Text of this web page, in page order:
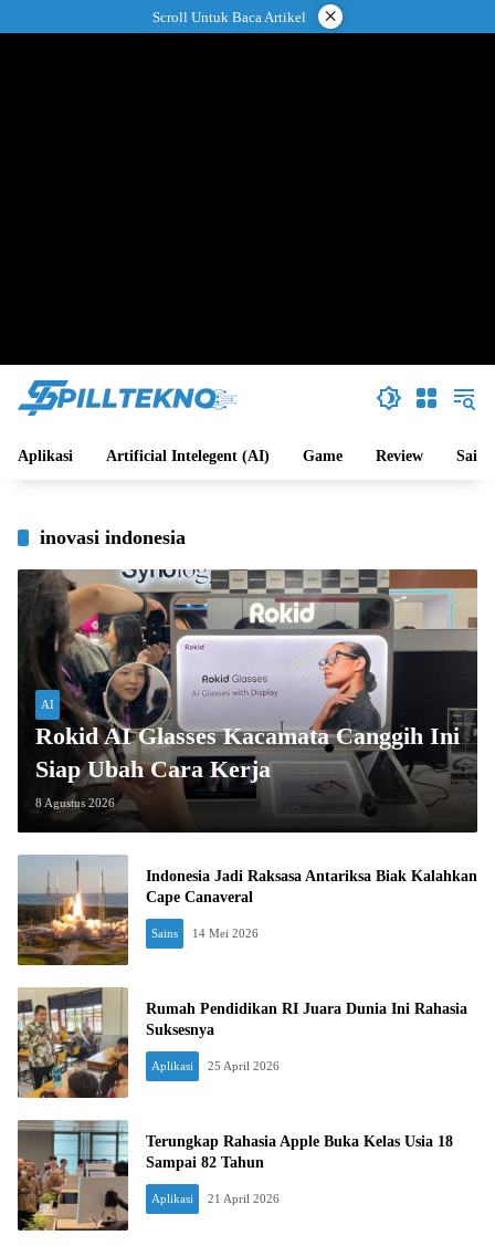
ke
Scroll Untuk Baca Artikel ×
Aplikasi Artificial Intelegent (AI) Game Review Sains
inovasi indonesia
AI
Rokid AI Glasses Kacamata Canggih Ini
Siap Ubah Cara Kerja
8 Agustus 2026
Indonesia Jadi Raksasa Antariksa Biak Kalahkan
Cape Canaveral
Sains 14 Mei 2026
Rumah Pendidikan RI Juara Dunia Ini Rahasia
Suksesnya
Aplikasi 25 April 2026
Terungkap Rahasia Apple Buka Kelas Usia 18
Sampai 82 Tahun
Aplikasi 21 April 2026